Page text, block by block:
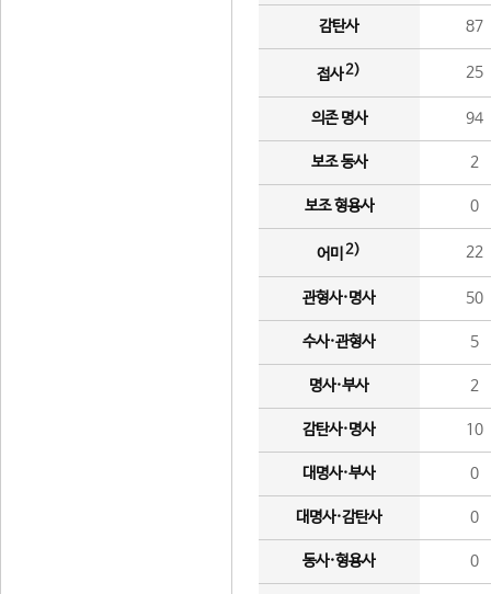
감탄사 87
접사2) 25
의존 명사 94
보조 동사 2
보조 형용사 0
어미 2) 22
관형사·명사 50
수사·관형사 5
명사·부사 2
감탄사·명사 10
대명사·부사 0
대명사·감탄사 0
동사·형용사 0